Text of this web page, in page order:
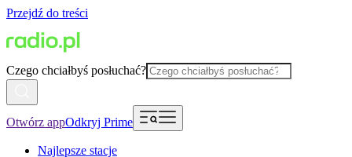
Przejdź do treści
Czego chciałbyś posłuchać?
Otwórz appOdkryj Prime
Najlepsze stacje